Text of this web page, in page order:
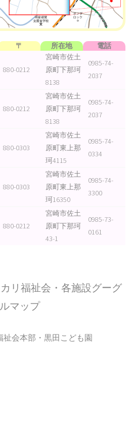
〒 所在地 電話
880-0212
宮崎市佐土
原町下那珂
8138
0985-74-
2037
880-0212
宮崎市佐土
原町下那珂
8138
0985-74-
2037
880-0303
宮崎市佐土
原町東上那
珂4115
0985-74-
0334
880-0303
宮崎市佐土
原町東上那
珂16350
0985-74-
3300
880-0212
宮崎市佐土
原町下那珂
43-1
0985-73-
0161
リ福祉会・各施設グーグ
ルマップ
祉会本部・黒田こども園